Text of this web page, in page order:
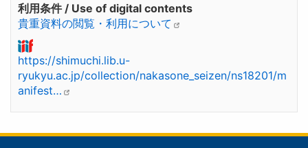
利用条件 / Use of digital contents
貴重資料の閲覧・利用について
https://shimuchi.lib.u-
ryukyu.ac.jp/collection/nakasone_seizen/ns18201/m
anifest…